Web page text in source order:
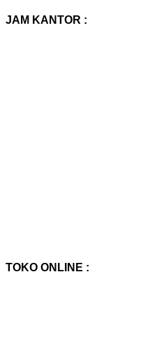
JAM KANTOR :
TOKO ONLINE :